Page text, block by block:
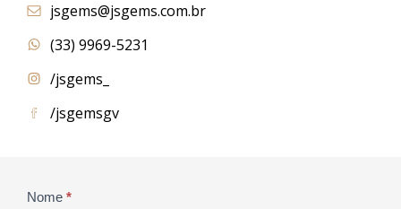
jsgems@jsgems.com.br
(33) 9969-5231
/jsgems_
/jsgemsgv
Contato
Nome *
If